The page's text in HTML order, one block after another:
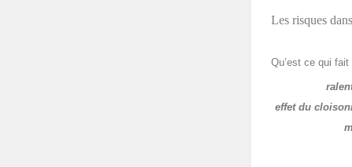
Les risques
Qu’est ce qui
effet du